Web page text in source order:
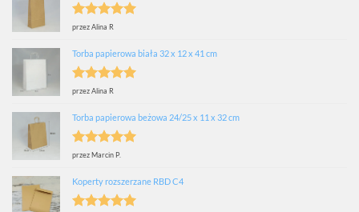
Oceniono
przez Alina R
Torba papierowa biała 32 x 12 x 41 cm
Oceniono
przez Alina R
Torba papierowa beżowa 24/25 x 11 x 32 cm
Oceniono
przez Marcin P.
Koperty rozszerzane RBD C4